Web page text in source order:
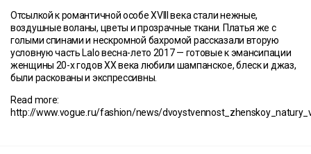
Отсылкой к романтичной особе XVIII века стали нежные,
воздушные воланы, цветы и прозрачные ткани. Платья же с
голыми спинами и нескромной бахромой рассказали вторую
условную часть Lalo весна-лето 2017 — готовые к эмансипации
женщины 20-х годов XX века любили шампанское, блеск и джаз,
были раскованы и экспрессивны.
Read more:
http://www.vogue.ru/fashion/news/